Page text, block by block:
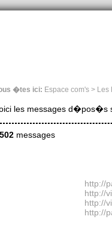
�tes ici: Espace com's > Les
les messages d�pos�s
messages
http://
http://
http://
http://